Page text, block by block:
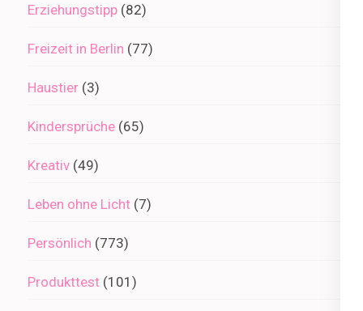
Erziehungstipp (82)
Freizeit in Berlin (77)
Haustier (3)
Kindersprüche (65)
Kreativ (49)
Leben ohne Licht (7)
Persönlich (773)
Produkttest (101)